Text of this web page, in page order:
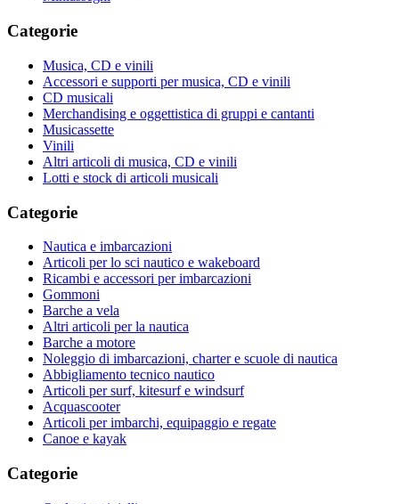
Categorie
Musica, CD e vinili
Accessori e supporti per musica, CD e vinili
CD musicali
Merchandising e oggettistica di gruppi e cantanti
Musicassette
Vinili
Altri articoli di musica, CD e vinili
Lotti e stock di articoli musicali
Categorie
Nautica e imbarcazioni
Articoli per lo sci nautico e wakeboard
Ricambi e accessori per imbarcazioni
Gommoni
Barche a vela
Altri articoli per la nautica
Barche a motore
Noleggio di imbarcazioni, charter e scuole di nautica
Abbigliamento tecnico nautico
Articoli per surf, kitesurf e windsurf
Acquascooter
Articoli per imbarchi, equipaggio e regate
Canoe e kayak
Categorie